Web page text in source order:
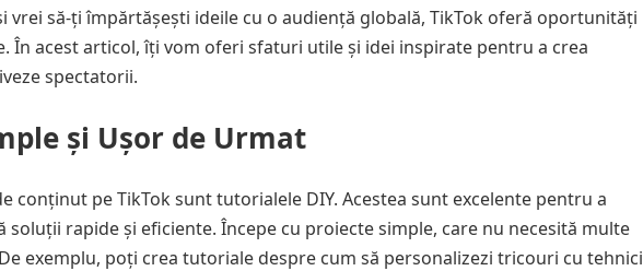
vrei să-ți împărtășești ideile cu o audiență globală, TikTok oferă oportunități
În acest articol, îți vom oferi sfaturi utile și idei inspirate pentru a crea
spectatorii.
și Ușor de Urmat
conținut pe TikTok sunt tutorialele DIY. Acestea sunt excelente pentru a
rapide și eficiente. Începe cu proiecte simple, care nu necesită multe
exemplu, poți crea tutoriale despre cum să personalizezi tricouri cu tehnici